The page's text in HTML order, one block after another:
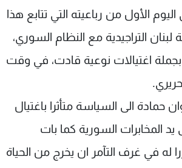
الأول من رباعيته التي تتابع هذا
التراجيدية مع النظام السوري،
اغتيالات نوعية قادت، في وقت
حمادة الى السياسة متأثرا باغتيال
المخابرات السورية كما بات
له في غرف التآمر ان يخرج من الحياة